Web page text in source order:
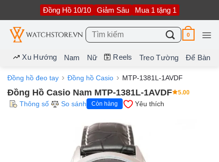
nội
dung
Đồng Hồ 10/10 Giảm Sâu Mua 1 tặng 1
Tìm
kiếm:
0
Xu Hướng Nam Nữ Reels Treo Tường Để Bàn
Đồng hồ đeo tay Đồng hồ Casio MTP-1381L-1AVDF
Đồng Hồ Casio Nam MTP-1381L-1AVDF 5.00
Thông số So sánh Còn hàng Yêu thích